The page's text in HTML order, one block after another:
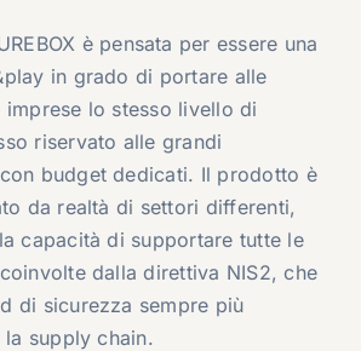
è pensata per essere una
in grado di portare alle
lo stesso livello di
riservato alle grandi
budget dedicati. Il prodotto è
da realtà di settori differenti,
capacità di supportare tutte le
dalla direttiva NIS2, che
di sicurezza sempre più
supply chain.